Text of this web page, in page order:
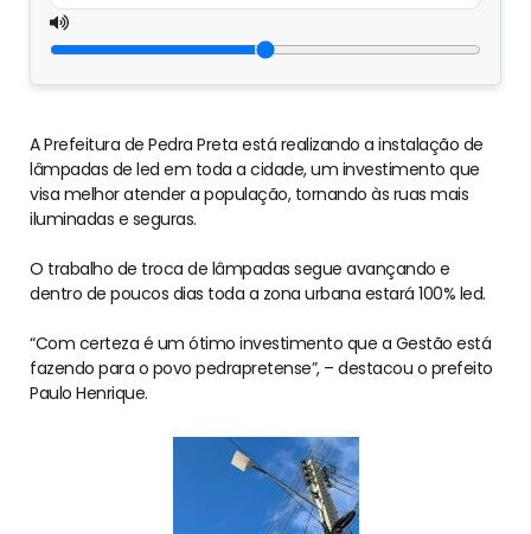
A Prefeitura de Pedra Preta está realizando a instalação de
lâmpadas de led em toda a cidade, um investimento que
visa melhor atender a população, tornando às ruas mais
iluminadas e seguras.
O trabalho de troca de lâmpadas segue avançando e
dentro de poucos dias toda a zona urbana estará 100% led.
“Com certeza é um ótimo investimento que a Gestão está
fazendo para o povo pedrapretense”, – destacou o prefeito
Paulo Henrique.